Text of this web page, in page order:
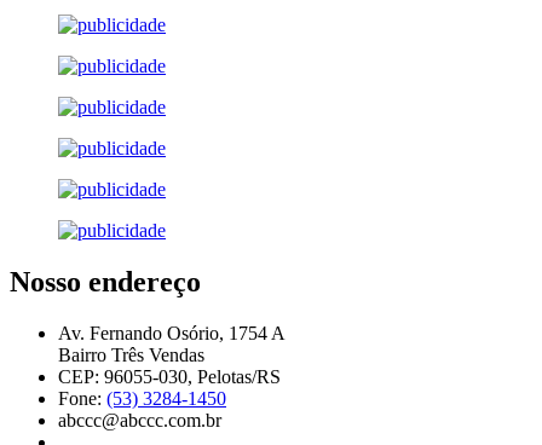
Nosso endereço
Av. Fernando Osório, 1754 A
Bairro Três Vendas
CEP: 96055-030, Pelotas/RS
Fone: (53) 3284-1450
abccc@abccc.com.br